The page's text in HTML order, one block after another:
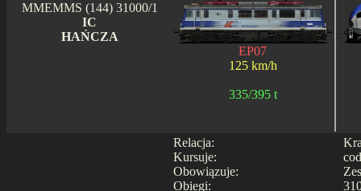
MMEMMS (144) 31000/1
IC
HAŃCZA
EP07
125 km/h
335/395 t
Relacja:
Kursuje:
Obowiązuje:
Obiegi: